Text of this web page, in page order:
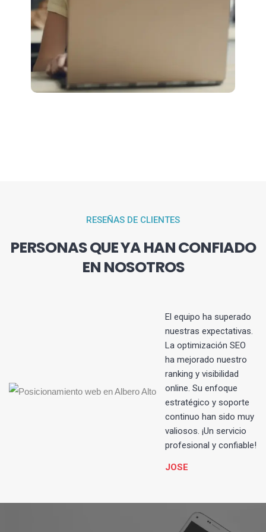
RESEÑAS DE CLIENTES
PERSONAS QUE YA HAN CONFIADO
EN NOSOTROS
El equipo ha superado
nuestras expectativas.
La optimización SEO
ha mejorado nuestro
ranking y visibilidad
online. Su enfoque
estratégico y soporte
continuo han sido muy
valiosos. ¡Un servicio
profesional y confiable!
JOSE